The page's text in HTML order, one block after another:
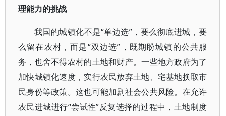
理能力的挑战
我国的城镇化不是“单边选”，要么彻底进城，要
么留在农村，而是“双边选”，既期盼城镇的公共服
务，也舍不得农村的土地和财产。一些地方政府为了
加快城镇化速度，实行农民放弃土地、宅基地换取市
民身份等政策。这也可能加剧社会公共风险。在允许
农民进城进行“尝试性”反复选择的过程中，土地制度